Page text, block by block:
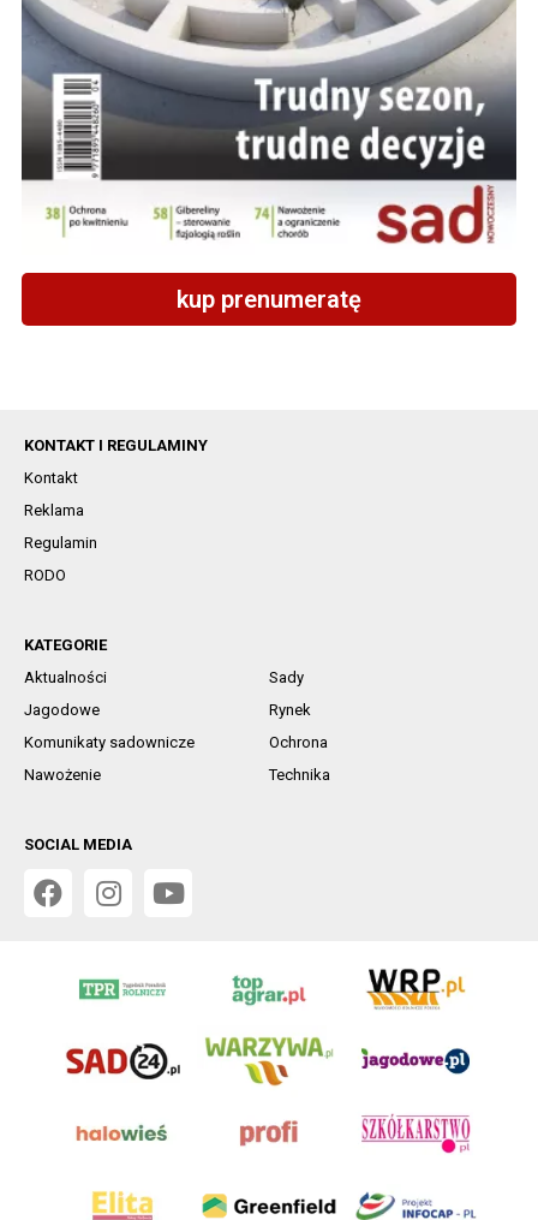
kup prenumeratę
KONTAKT I REGULAMINY
Kontakt
Reklama
Regulamin
RODO
KATEGORIE
Aktualności
Sady
Jagodowe
Rynek
Komunikaty sadownicze
Ochrona
Nawożenie
Technika
SOCIAL MEDIA